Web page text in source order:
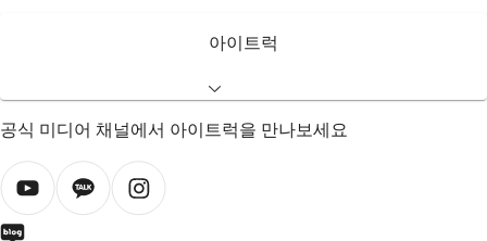
아이트럭
공식 미디어 채널에서 아이트럭을 만나보세요